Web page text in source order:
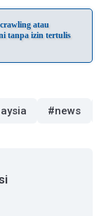
atau
tanpa izin tertulis
#news